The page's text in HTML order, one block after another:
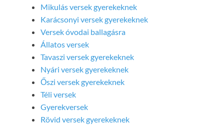
Mikulás versek gyerekeknek
Karácsonyi versek gyerekeknek
Versek óvodai ballagásra
Állatos versek
Tavaszi versek gyerekeknek
Nyári versek gyerekeknek
Őszi versek gyerekeknek
Téli versek
Gyerekversek
Rövid versek gyerekeknek